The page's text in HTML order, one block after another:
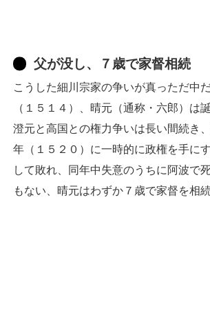
父が没し、７歳で家督相続
こうした細川宗家の争いが真っただ中
（１５１４）、晴元（通称・六郎）は
澄元と高国との権力争いは長い間続き
年（１５２０）に一時的に政権を手に
して敗れ、同年中失意のうちに阿波で
もない、晴元はわずか７歳で家督を相